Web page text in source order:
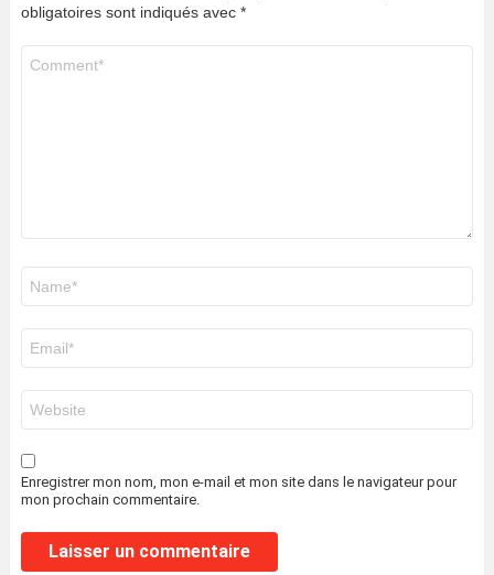
obligatoires sont indiqués avec *
mail
*
web
Enregistrer mon nom, mon e-mail et mon site dans le navigateur pour
mon prochain commentaire.